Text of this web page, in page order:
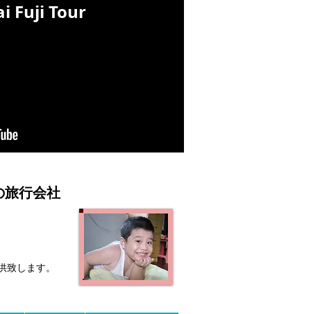
Fuji Tour
行会社
します。